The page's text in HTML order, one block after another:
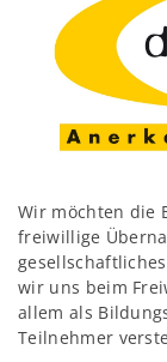
Wir möchten die
freiwillige
wir uns beim
allem als
Teilnehmer